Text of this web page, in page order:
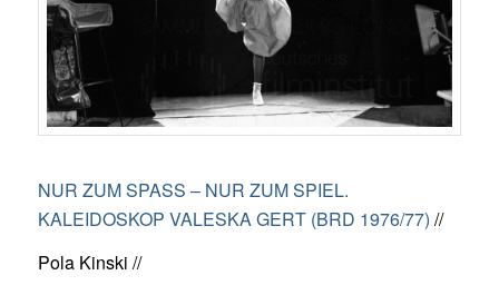
NUR ZUM SPASS – NUR ZUM SPIEL.
KALEIDOSKOP VALESKA GERT (BRD 1976/77) //
Pola Kinski //